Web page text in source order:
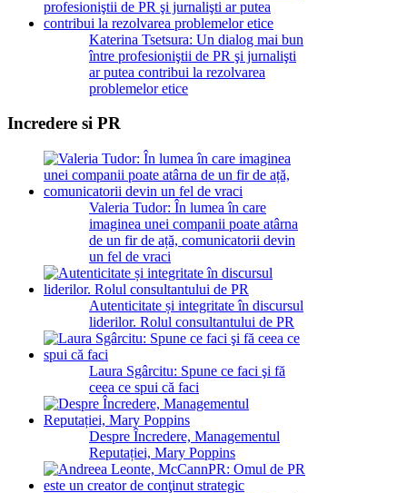
Katerina Tsetsura: Un dialog mai bun
între profesioniştii de PR şi jurnalişti
ar putea contribui la rezolvarea
problemelor etice
Incredere si PR
Valeria Tudor: În lumea în care
imaginea unei companii poate atârna
de un fir de ață, comunicatorii devin
un fel de vraci
Autenticitate și integritate în discursul
liderilor. Rolul consultantului de PR
Laura Sgârcitu: Spune ce faci şi fă
ceea ce spui că faci
Despre Încredere, Managementul
Reputației, Mary Poppins